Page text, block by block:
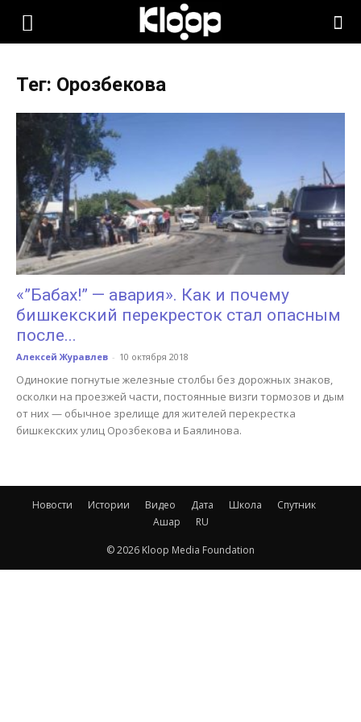
KLOOP.KG
Новости
Кыргызстана
Тег: Орозбекова
«”Бабах!” — авария». Как и почему
бишкекский перекресток стал опасным
после...
Алексей Журавлев - 10 октября 2018
Одинокие погнутые железные столбы без дорожных знаков,
осколки на проезжей части, постоянные визги тормозов и дым
от них — обычное зрелище для жителей перекрестка
бишкекских улиц Орозбекова и Баялинова.
Новости Истории Видео Дата Школа
Спутник
Ашар
RU
© 2026 Kloop Media Foundation